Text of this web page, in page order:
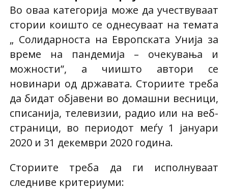
Во оваа категорија може да учествуваат
стории коишто се однесуваат на темата
„ Солидарноста на Европската Унија за
време на пандемија – очекувања и
можности”, а чиишто автори се
новинари од државата. Сториите треба
да бидат објавени во домашни весници,
списанија, телевизии, радио или на веб-
страници, во периодот меѓу 1 јануари
2020 и 31 декември 2020 година.
Сториите треба да ги исполнуваат
следниве критериуми: